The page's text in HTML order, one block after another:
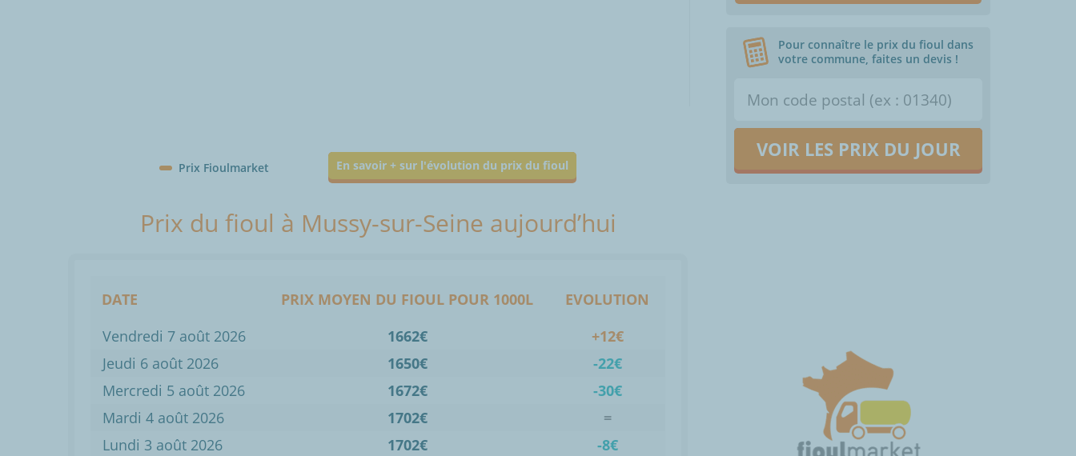
Prix Fioulmarket En savoir + sur l'évolution du prix du fioul
Pour connaître le prix du fioul dans
votre commune, faites un devis !
VOIR LES PRIX DU JOUR
Prix du fioul à Mussy-sur-Seine aujourd’hui
DATE PRIX MOYEN DU FIOUL POUR 1000L
EVOLUTION
Vendredi 7 août 2026
1662€
+12€
Jeudi 6 août 2026
1650€
-22€
Mercredi 5 août 2026
1672€
-30€
Mardi 4 août 2026
1702€
=
Lundi 3 août 2026
1702€
-8€